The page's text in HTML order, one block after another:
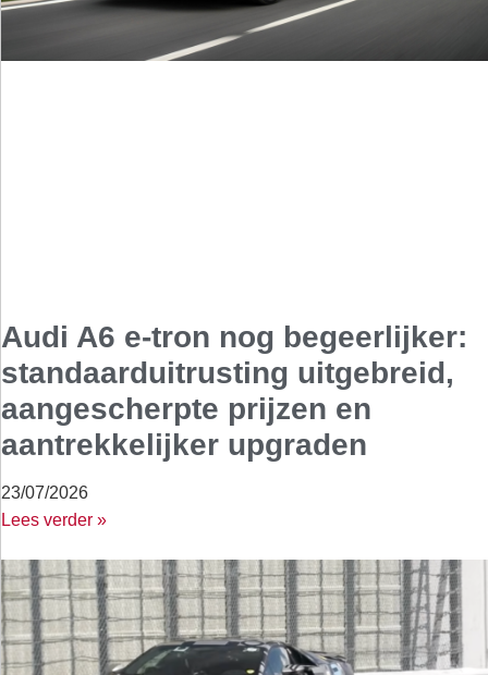
Audi A6 e-tron nog begeerlijker:
standaarduitrusting uitgebreid,
aangescherpte prijzen en
aantrekkelijker upgraden
23/07/2026
Lees verder »